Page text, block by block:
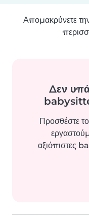
Απομακρύνετε
Δεν
Προσθέστε
αξιόπιστες